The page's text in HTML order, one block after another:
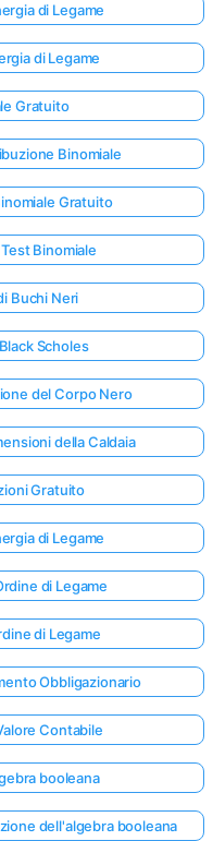
di Legame
di Legame
Gratuito
Binomiale
Gratuito
Binomiale
Buchi Neri
Scholes
del Corpo Nero
della Caldaia
Gratuito
di Legame
di Legame
di Legame
Obbligazionario
Contabile
booleana
dell'algebra booleana